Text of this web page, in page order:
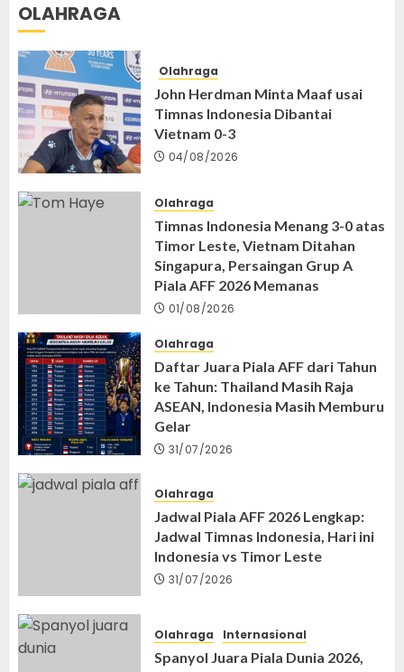
OLAHRAGA
Olahraga
John Herdman Minta Maaf usai
Timnas Indonesia Dibantai
Vietnam 0-3
04/08/2026
Olahraga
Timnas Indonesia Menang 3-0 atas
Timor Leste, Vietnam Ditahan
Singapura, Persaingan Grup A
Piala AFF 2026 Memanas
01/08/2026
Olahraga
Daftar Juara Piala AFF dari Tahun
ke Tahun: Thailand Masih Raja
ASEAN, Indonesia Masih Memburu
Gelar
31/07/2026
Olahraga
Jadwal Piala AFF 2026 Lengkap:
Jadwal Timnas Indonesia, Hari ini
Indonesia vs Timor Leste
31/07/2026
Olahraga Internasional
Spanyol Juara Piala Dunia 2026,